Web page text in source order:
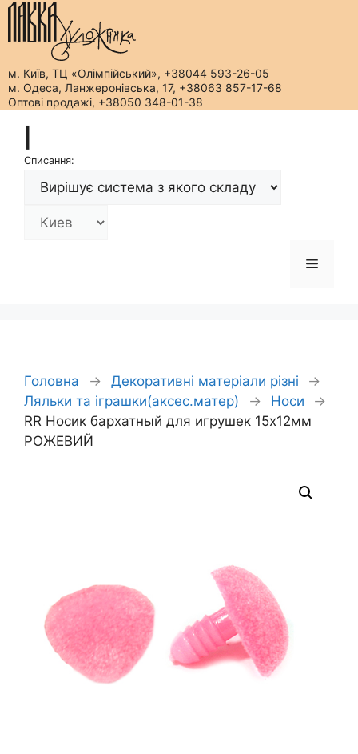
м. Київ, ТЦ «Олімпійський», +38044 593-26-05
м. Одеса, Ланжеронівська, 17, +38063 857-17-68
Оптові продажі, +38050 348-01-38
вмістуСписання:
Меню
Головна → Декоративні матеріали різні
→
Ляльки та іграшки(аксес.матер)
→ Носи
→
RR Носик бархатный для игрушек 15х12мм
РОЖЕВИЙ